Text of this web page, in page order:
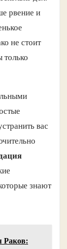
рвение и
не стоит
только
вас
знают
Раков: